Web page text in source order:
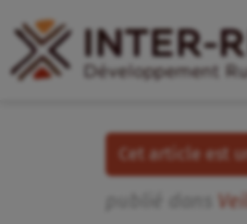
Cet article est